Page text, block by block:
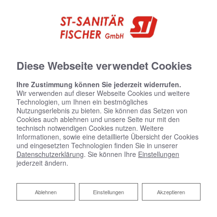
Professionelle Bautrocknung
Diese Webseite verwendet Cookies
Ihre Zustimmung können Sie jederzeit widerrufen.
Wir verwenden auf dieser Webseite Cookies und weitere
Technologien, um Ihnen ein bestmögliches
Nutzungserlebnis zu bieten. Sie können das Setzen von
Cookies auch ablehnen und unsere Seite nur mit den
technisch notwendigen Cookies nutzen. Weitere
Informationen, sowie eine detaillierte Übersicht der Cookies
und eingesetzten Technologien finden Sie in unserer
Datenschutzerklärung. Sie können Ihre Einstellungen
jederzeit ändern.
Akzeptieren
Einstellungen
Ablehnen
Ablehnen